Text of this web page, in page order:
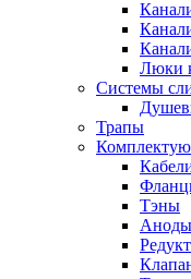
Адреса Сервис-
Условия возврата
Обмен и возврат
Люки
Системы
Трапы
Тэны
Аноды